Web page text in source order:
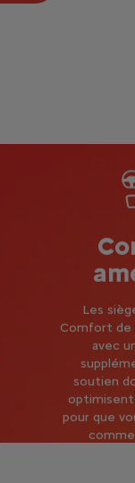
Les
Comfort de
avec
soutien
pour que